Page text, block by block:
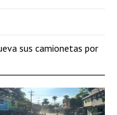
sus camionetas por